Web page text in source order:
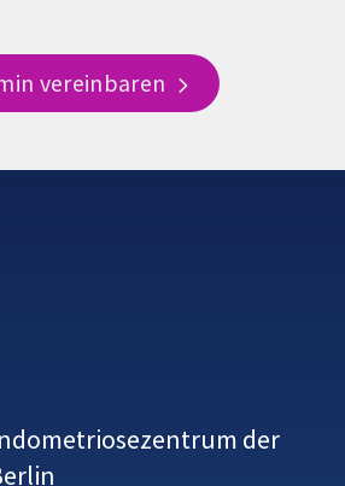
vereinbaren
der